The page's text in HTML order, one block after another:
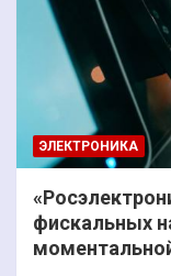
ЭЛЕКТРОНИКА
фискальных